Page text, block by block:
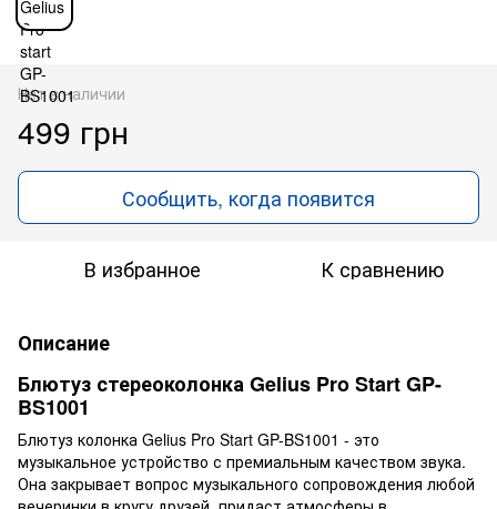
Нет в наличии
499 грн
Сообщить, когда появится
В избранное К сравнению
Описание
Блютуз стереоколонка Gelius Pro Start GP-
BS1001
Блютуз колонка Gelius Pro Start GP-BS1001 - это
музыкальное устройство с премиальным качеством звука.
Она закрывает вопрос музыкального сопровождения любой